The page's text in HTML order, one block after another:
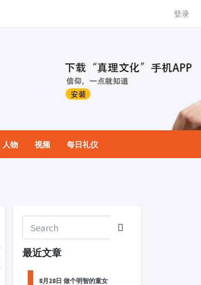
登录
人物 视频 每日礼仪
最近文章
8月28日 做个明智的童女